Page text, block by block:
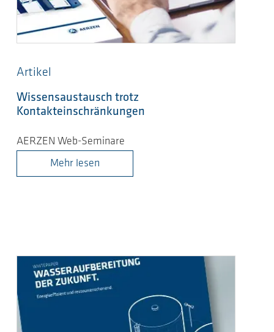
Artikel
Wissensaustausch trotz
Kontakteinschränkungen
AERZEN Web-Seminare
Mehr lesen